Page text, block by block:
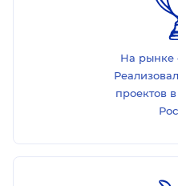
На рынке
проектов